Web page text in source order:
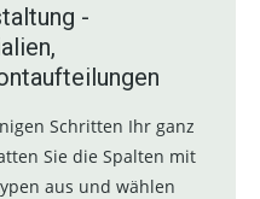
-
Schritten Ihr ganz
Sie die Spalten mit
aus und wählen